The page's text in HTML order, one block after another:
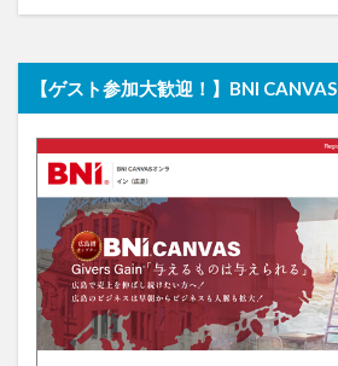
【ゲスト参加大歓迎！】BNI CANVAS